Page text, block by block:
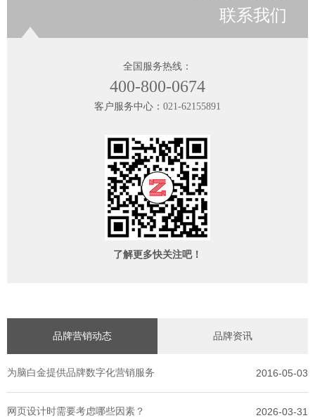
联系我们
全国服务热线：
400-800-0674
客户服务中心： 021-62155891
了解更多快关注吧！
品牌营销动态 品牌资讯
为脑白金提供品牌数字化营销服务 2016-05-03
网页设计时需要考虑哪些因素？ 2026-03-31